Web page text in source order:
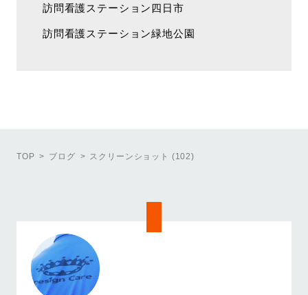
訪問看護ステーション四日市
訪問看護ステーション緑地公園
TOP ブログ スクリーンショット (102)